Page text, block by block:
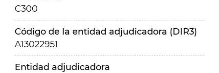
C300
Código de la entidad adjudicadora (DIR3)
A13022951
Entidad adjudicadora